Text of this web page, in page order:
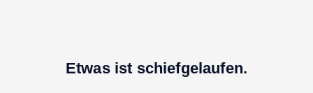
Etwas ist schiefgelaufen.